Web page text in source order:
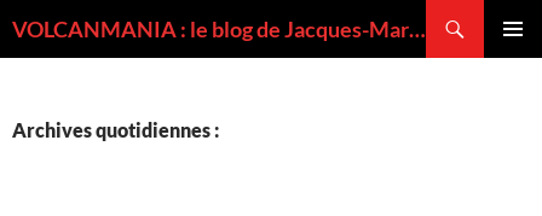
VOLCANMANIA : le blog de Jacques-Marie BARDINTZEFF, volcanologue
Archives quotidiennes :